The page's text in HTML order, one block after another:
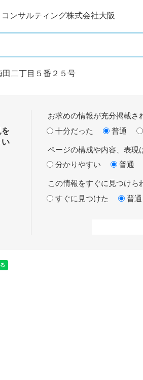
ンサルティング株式会社大阪
二丁目５番２５号
い
お求めの情報が充分掲載さ
十分だった
普通
ページの構成や内容、表現
分かりやすい
普通
この情報をすぐに見つけら
すぐに見つけた
普通